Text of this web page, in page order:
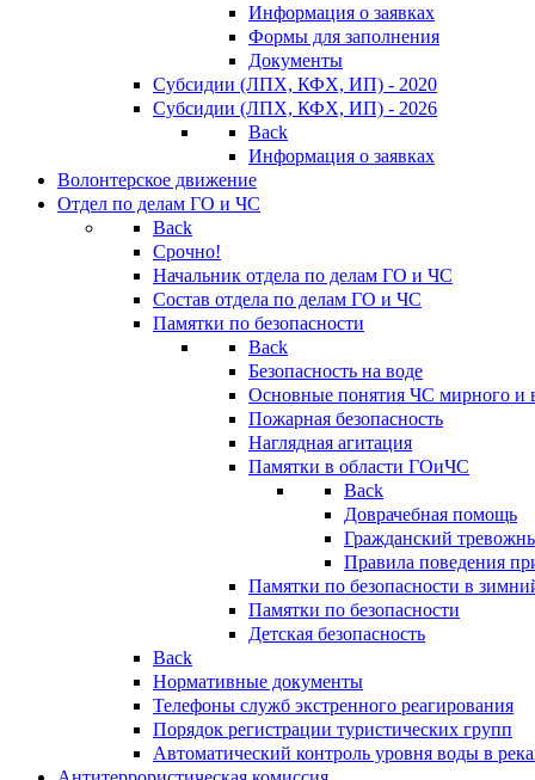
Информация о заявках
Формы для заполнения
Документы
Субсидии (ЛПХ, КФХ, ИП) - 2020
Субсидии (ЛПХ, КФХ, ИП) - 2026
Back
Информация о заявках
Волонтерское движение
Отдел по делам ГО и ЧС
Back
Срочно!
Начальник отдела по делам ГО и ЧС
Состав отдела по делам ГО и ЧС
Памятки по безопасности
Back
Безопасность на воде
Основные понятия ЧС мирного и
Пожарная безопасность
Наглядная агитация
Памятки в области ГОиЧС
Back
Доврачебная помощь
Гражданский
Правила поведения
Памятки по безопасности в
Памятки по безопасности
Детская безопасность
Back
Нормативные документы
Телефоны служб экстренного реагирования
Порядок регистрации туристических групп
Автоматический контроль уровня воды в